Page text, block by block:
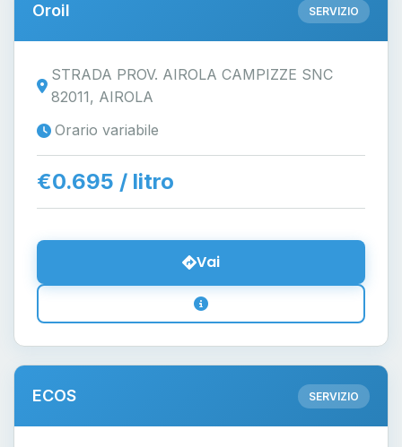
Oroil SERVIZIO
STRADA PROV. AIROLA CAMPIZZE SNC
82011, AIROLA
Orario variabile
€0.695 / litro
Vai
ECOS SERVIZIO